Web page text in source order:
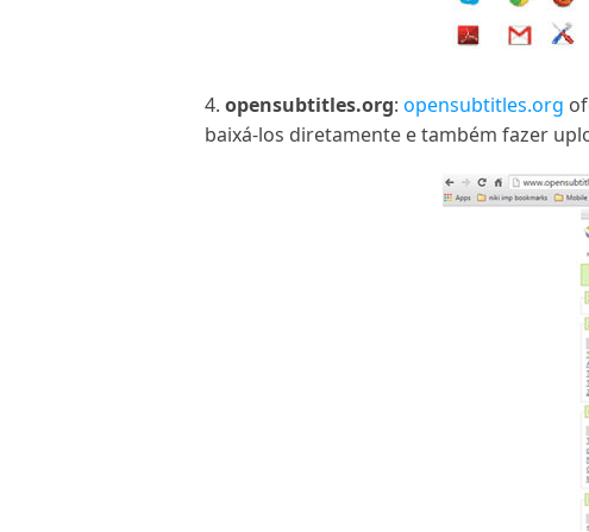
4. opensubtitles.org: opensubtitles.org
baixá-los diretamente e também fazer